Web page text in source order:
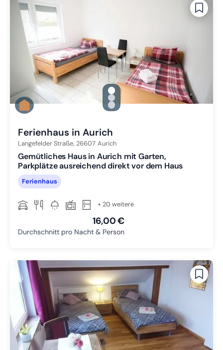
gallery.slide_selector
Zu Slide 1 wechseln
Zu Slide 2 wechseln
Zu Slide 3 wechseln
Ferienhaus in Aurich
Langefelder Straße, 26607 Aurich
Gemütliches Haus in Aurich mit Garten,
Parkplätze ausreichend direkt vor dem Haus
Ferienhaus
+ 20 weitere
16,00 €
Durchschnitt pro Nacht & Person